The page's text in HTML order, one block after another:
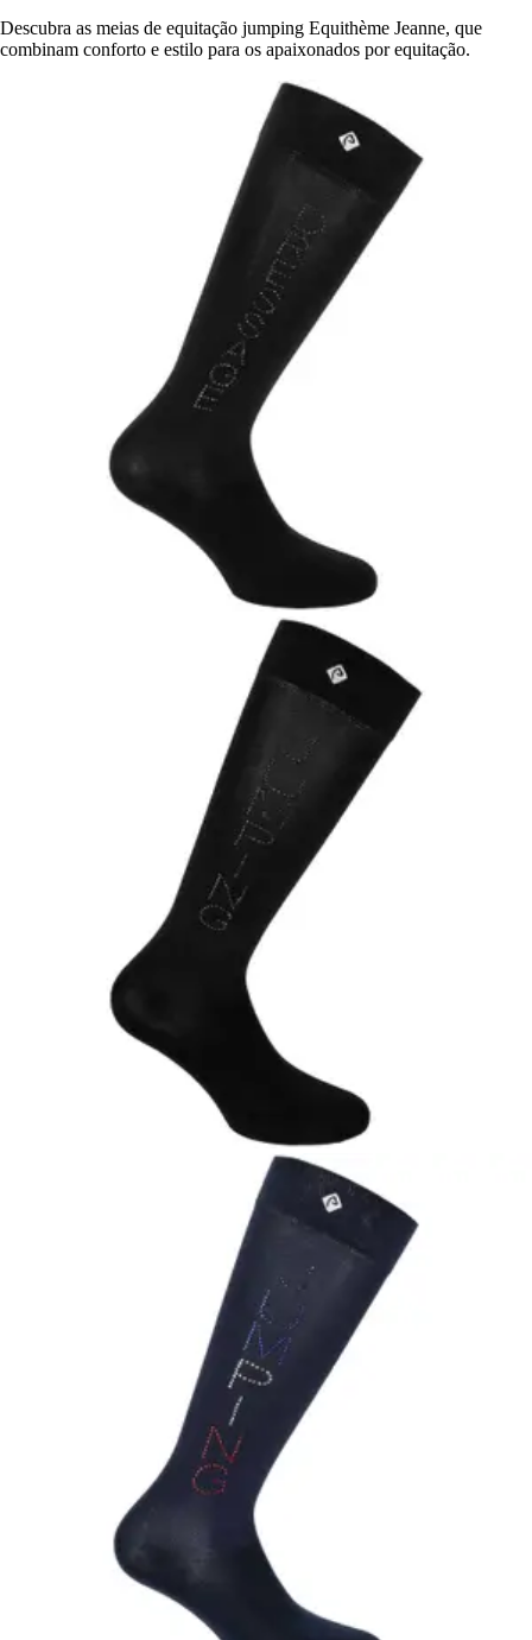
Descubra as meias de equitação jumping Equithème Jeanne, que
combinam conforto e estilo para os apaixonados por equitação.